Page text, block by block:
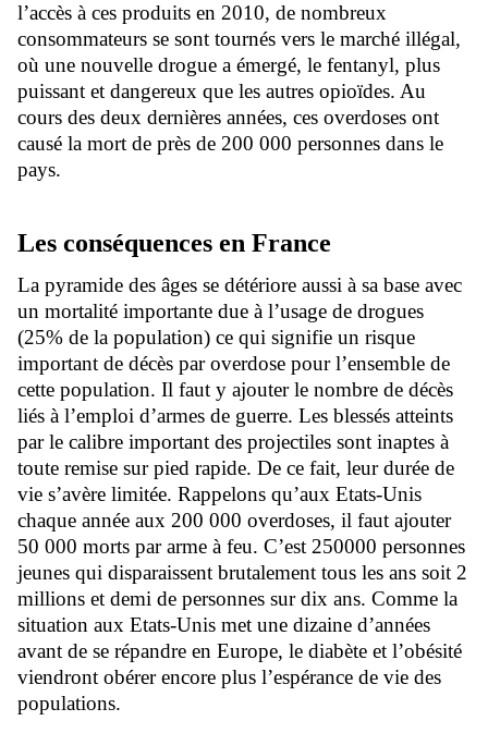
l’accès à ces produits en 2010, de nombreux
consommateurs se sont tournés vers le marché illégal,
où une nouvelle drogue a émergé, le fentanyl, plus
puissant et dangereux que les autres opioïdes. Au
cours des deux dernières années, ces overdoses ont
causé la mort de près de 200 000 personnes dans le
pays.
Les conséquences en France
La pyramide des âges se détériore aussi à sa base avec
un mortalité importante due à l’usage de drogues
(25% de la population) ce qui signifie un risque
important de décès par overdose pour l’ensemble de
cette population. Il faut y ajouter le nombre de décès
liés à l’emploi d’armes de guerre. Les blessés atteints
par le calibre important des projectiles sont inaptes à
toute remise sur pied rapide. De ce fait, leur durée de
vie s’avère limitée. Rappelons qu’aux Etats-Unis
chaque année aux 200 000 overdoses, il faut ajouter
50 000 morts par arme à feu. C’est 250000 personnes
jeunes qui disparaissent brutalement tous les ans soit 2
millions et demi de personnes sur dix ans. Comme la
situation aux Etats-Unis met une dizaine d’années
avant de se répandre en Europe, le diabète et l’obésité
viendront obérer encore plus l’espérance de vie des
populations.